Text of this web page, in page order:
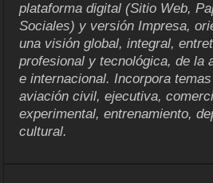
plataforma digital (Sitio Web,
Sociales) y versión Impresa,
una visión global, integral,
profesional y tecnológica, de la
e internacional. Incorpora
aviación civil, ejecutiva,
experimental, entrenamiento,
cultural.